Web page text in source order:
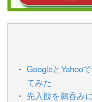
GoogleとYahoo
てみた
先入観を鵜呑み